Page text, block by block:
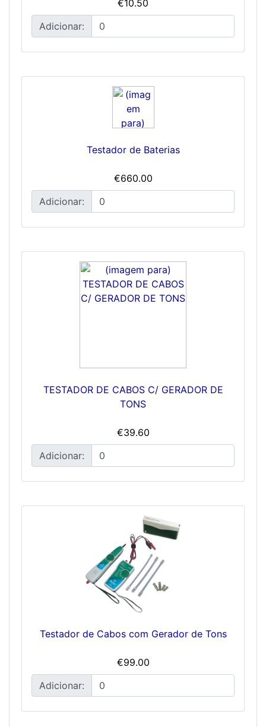
€10.50
Adicionar:
Testador de Baterias
€660.00
Adicionar:
TESTADOR DE CABOS C/ GERADOR DE
TONS
€39.60
Adicionar:
Testador de Cabos com Gerador de Tons
€99.00
Adicionar: